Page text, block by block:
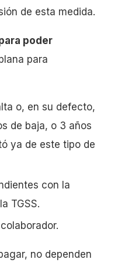
de esta medida.
poder
para
o, en su defecto,
de baja, o 3 años
ya de este tipo de
con la
TGSS.
no dependen